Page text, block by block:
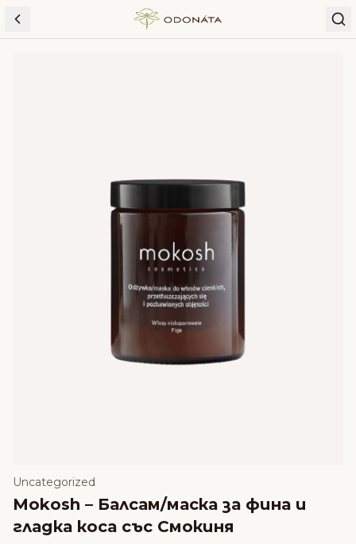
Skip to content
Uncategorized
Mokosh – Балсам/маска за фина и
гладка коса със Смокиня